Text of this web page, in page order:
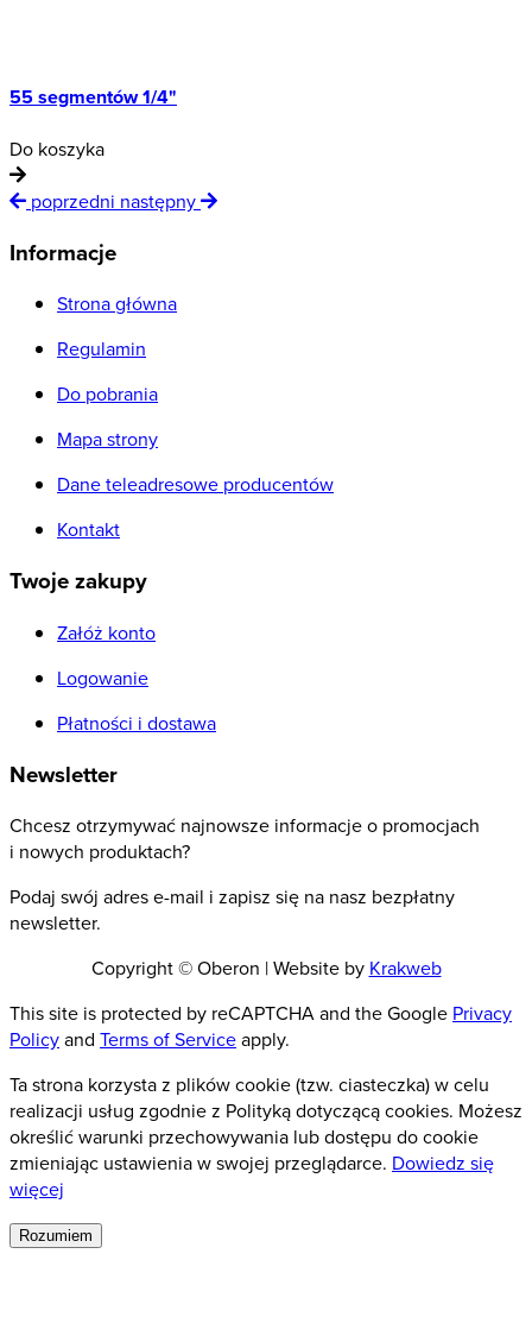
55 segmentów 1/4"
Do koszyka
poprzedni następny
Informacje
Strona główna
Regulamin
Do pobrania
Mapa strony
Dane teleadresowe producentów
Kontakt
Twoje zakupy
Załóż konto
Logowanie
Płatności i dostawa
Newsletter
Chcesz otrzymywać najnowsze informacje o promocjach
i nowych produktach?
Podaj swój adres e-mail i zapisz się na nasz bezpłatny
newsletter.
Copyright © Oberon | Website by Krakweb
This site is protected by reCAPTCHA and the Google Privacy
Policyand Terms of Serviceapply.
Ta strona korzysta z plików cookie (tzw. ciasteczka) w celu
realizacji usług zgodnie z Polityką dotyczącą cookies. Możesz
określić warunki przechowywania lub dostępu do cookie
zmieniając ustawienia w swojej przeglądarce. Dowiedz się
więcej
Rozumiem